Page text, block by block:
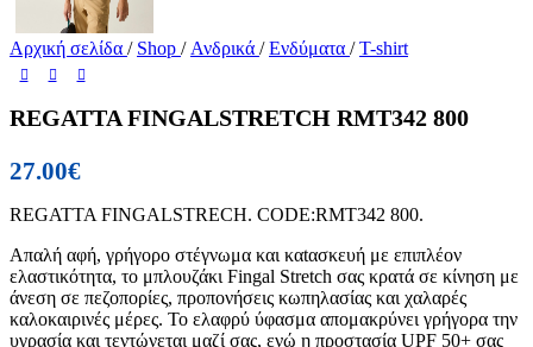
Αρχική σελίδα / Shop / Ανδρικά / Ενδύματα / T-shirt
REGATTA FINGALSTRETCH RMT342 800
27.00€
REGATTA FINGALSTRECH. CODE:RMT342 800.
Απαλή αφή, γρήγορο στέγνωμα και καtασκευή με επιπλέον
ελαστικότητα, το μπλουζάκι Fingal Stretch σας κρατά σε κίνηση με
άνεση σε πεζοπορίες, προπονήσεις κωπηλασίας και χαλαρές
καλοκαιρινές μέρες. Το ελαφρύ ύφασμα απομακρύνει γρήγορα την
υγρασία και τεντώνεται μαζί σας, ενώ η προστασία UPF 50+ σας